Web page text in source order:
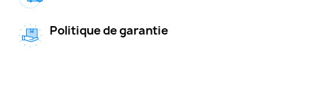
Politique de garantie